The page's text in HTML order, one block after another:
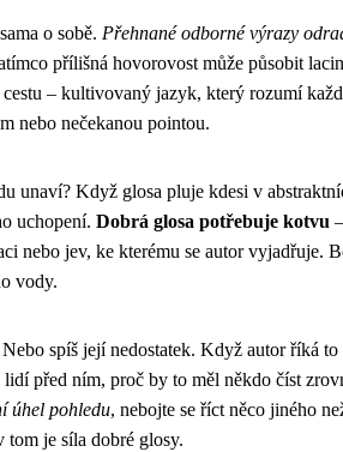
o sobě. Přehnané odborné výrazy
přílišná hovorovost může působit
– kultivovaný jazyk, který rozumí
nebo nečekanou pointou.
unaví? Když glosa pluje kdesi v
uchopení. Dobrá glosa potřebuje kotvu –
nebo jev, ke kterému se autor vyjadřuje.
vody.
spíš její nedostatek. Když autor říká to
lidí před ním, proč by to měl někdo číst
úhel pohledu, nebojte se říct něco jiného
tom je síla dobré glosy.